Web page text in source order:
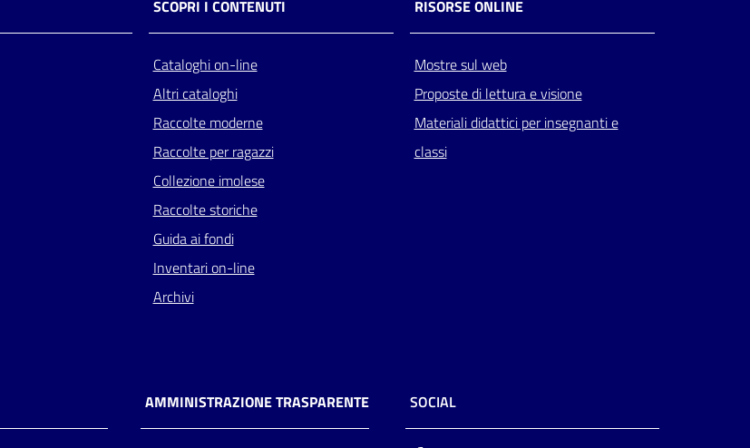
SCOPRI I CONTENUTI
Cataloghi on-line
Altri cataloghi
Raccolte moderne
Raccolte per ragazzi
Collezione imolese
Raccolte storiche
Guida ai fondi
Inventari on-line
Archivi
RISORSE ONLINE
Mostre sul web
Proposte di lettura e visione
Materiali didattici per insegnanti e
classi
AMMINISTRAZIONE TRASPARENTE SOCIAL